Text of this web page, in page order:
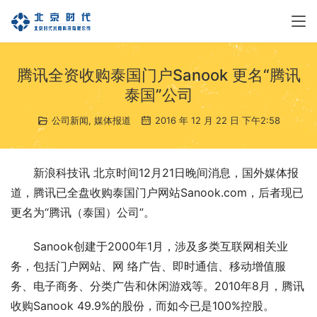
腾讯全资收购泰国门户Sanook 更名“腾讯
泰国”公司
公司新闻, 媒体报道 2016 年 12 月 22 日 下午2:58
新浪科技讯 北京时间12月21日晚间消息，国外媒体报
道，腾讯已全盘收购泰国门户网站Sanook.com，后者现已
更名为“腾讯（泰国）公司”。
Sanook创建于2000年1月，涉及多类互联网相关业
务，包括门户网站、网 络广告、即时通信、移动增值服
务、电子商务、分类广告和休闲游戏等。2010年8月，腾讯
收购Sanook 49.9%的股份，而如今已是100%控股。